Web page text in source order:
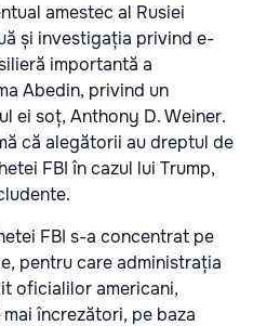
amestec al Rusiei
și investigația privind e-
importantă a
Abedin, privind un
ei soț, Anthony D. Weiner.
că alegătorii au dreptul de
FBI în cazul lui Trump,
FBI s-a concentrat pe
pentru care administrația
oficialilor americani,
încrezători, pe baza